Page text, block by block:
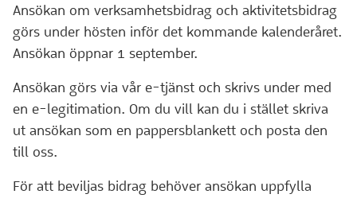
Ansökan om verksamhetsbidrag och aktivitetsbidrag
görs under hösten inför det kommande kalenderåret.
Ansökan öppnar 1 september.
Ansökan görs via vår e-tjänst och skrivs under med
en e-legitimation. Om du vill kan du i stället skriva
ut ansökan som en pappersblankett och posta den
till oss.
För att beviljas bidrag behöver ansökan uppfylla